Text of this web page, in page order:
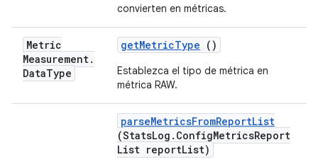
convierten en métricas.
Metric
Measurement.
DataType
getMetricType ()
Establezca el tipo de métrica en
métrica RAW.
parseMetricsFromReportList
(StatsLog . ConfigMetricsReport
List reportList)